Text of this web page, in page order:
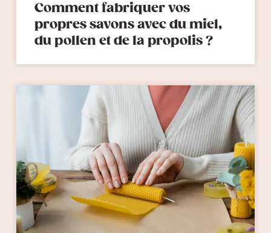
Comment fabriquer vos
propres savons avec du miel,
du pollen et de la propolis ?